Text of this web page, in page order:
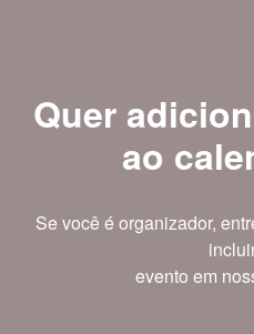
Quer
ao
Se você é organizador,
evento em